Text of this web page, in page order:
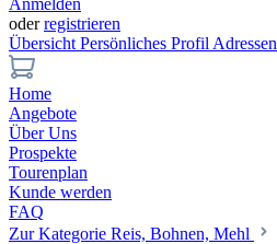
Anmelden
oderregistrieren
Übersicht Persönliches Profil Adressen
Home
Angebote
Über Uns
Prospekte
Tourenplan
Kunde werden
FAQ
Zur Kategorie Reis, Bohnen, Mehl